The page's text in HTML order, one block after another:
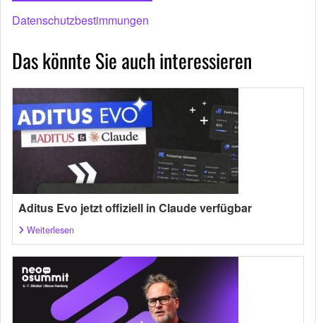
Datenschutzbestimmungen
Das könnte Sie auch interessieren
Aditus Evo jetzt offiziell in Claude verfügbar
Weiterlesen